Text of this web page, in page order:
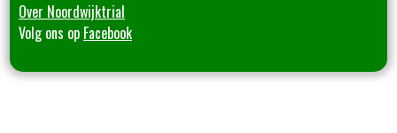
Over Noordwijktrial
Volg ons op Facebook